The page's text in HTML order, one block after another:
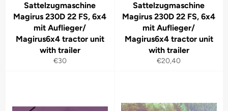
Sattelzugmaschine
Magirus 230D 22 FS, 6x4
mit Auflieger/
Magirus6x4 tractor unit
with trailer
Normaler
€30
Sattelzugmaschine
Magirus 230D 22 FS, 6x4
mit Auflieger/
Magirus6x4 tractor unit
with trailer
Normaler
€20,40